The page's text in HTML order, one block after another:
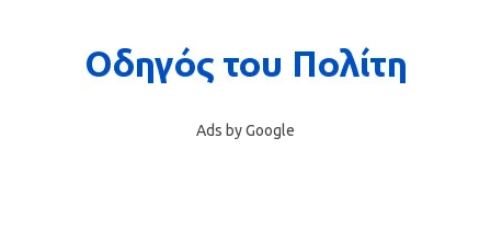
Ads by Google